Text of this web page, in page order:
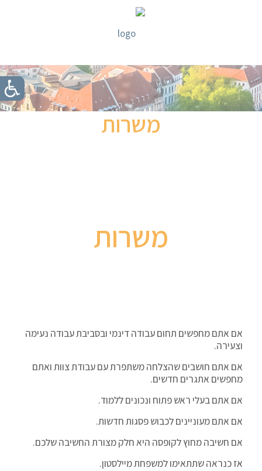
משרות
משרות
אם אתם מחפשים תחום עבודה דינמי ובסביבת עבודה נעימה
וצעירה.
אם אתם חושבים שהצלחה משתפרת עם עבודת צוות ואתם
מחפשים אתגרים חדשים.
אם אתם בעלי ראש פתוח ונכונים ללמוד.
אם אתם מעוניינים לכבוש פסגות חדשות.
אם חשיבה מחוץ לקופסה היא חלק מצורת החשיבה שלכם.
אז כנראה שתתאימו למשפחת מיילסטון.